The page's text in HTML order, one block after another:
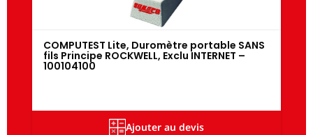
COMPUTEST Lite, Duromètre portable SANS
fils Principe ROCKWELL, Exclu INTERNET –
100104100
Ajouter au devis